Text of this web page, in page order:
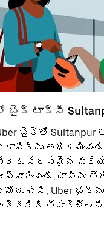
బైక్ టాక్సీ
బైక్‌తో Sultanpur
సరసమైన
యాప్‌ను
చేసి, Uber